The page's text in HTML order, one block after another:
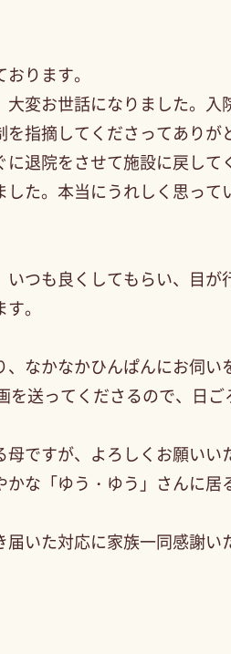
ります。
大変お世話になりました。
指摘してくださってありが
退院をさせて施設に戻して
た。本当にうれしく思っ
いつも良くしてもらい、目
。
なかなかひんぱんにお伺
を送ってくださるので、日
ですが、よろしくお願いい
な「ゆう・ゆう」さんに居
いた対応に家族一同感謝い